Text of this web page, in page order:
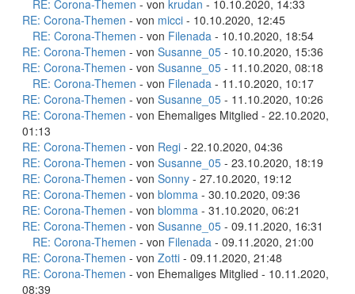
RE: Corona-Themen - von krudan - 10.10.2020, 14:33
RE: Corona-Themen - von micci - 10.10.2020, 12:45
RE: Corona-Themen - von Filenada - 10.10.2020, 18:54
RE: Corona-Themen - von Susanne_05 - 10.10.2020, 15:36
RE: Corona-Themen - von Susanne_05 - 11.10.2020, 08:18
RE: Corona-Themen - von Filenada - 11.10.2020, 10:17
RE: Corona-Themen - von Susanne_05 - 11.10.2020, 10:26
RE: Corona-Themen - von Ehemaliges Mitglied - 22.10.2020,
01:13
RE: Corona-Themen - von Regi - 22.10.2020, 04:36
RE: Corona-Themen - von Susanne_05 - 23.10.2020, 18:19
RE: Corona-Themen - von Sonny - 27.10.2020, 19:12
RE: Corona-Themen - von blomma - 30.10.2020, 09:36
RE: Corona-Themen - von blomma - 31.10.2020, 06:21
RE: Corona-Themen - von Susanne_05 - 09.11.2020, 16:31
RE: Corona-Themen - von Filenada - 09.11.2020, 21:00
RE: Corona-Themen - von Zotti - 09.11.2020, 21:48
RE: Corona-Themen - von Ehemaliges Mitglied - 10.11.2020,
08:39